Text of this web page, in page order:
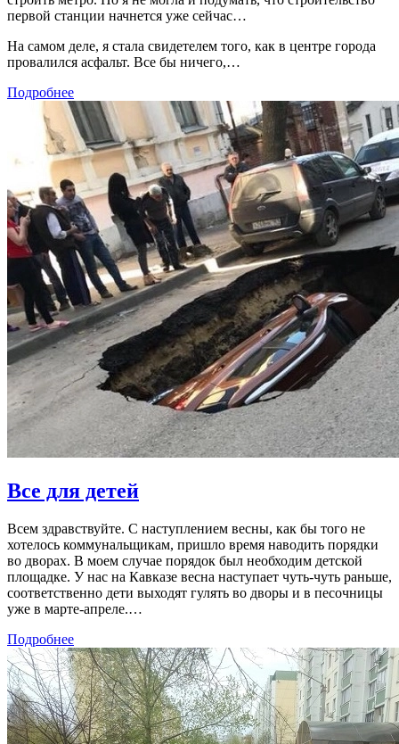
первой станции начнется уже сейчас…
На самом деле, я стала свидетелем того, как в центре города
провалился асфальт. Все бы ничего,…
Подробнее
Все для детей
Всем здравствуйте. С наступлением весны, как бы того не
хотелось коммунальщикам, пришло время наводить порядки
во дворах. В моем случае порядок был необходим детской
площадке. У нас на Кавказе весна наступает чуть-чуть раньше,
соответственно дети выходят гулять во дворы и в песочницы
уже в марте-апреле.…
Подробнее